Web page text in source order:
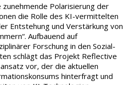
Polarisierung der
die Rolle des KI-vermittelten
Entstehung und Verstärkung von
Aufbauend auf
Forschung in den Sozial-
schlägt das Projekt Reflective
vor, der die aktuellen
hinterfragt und